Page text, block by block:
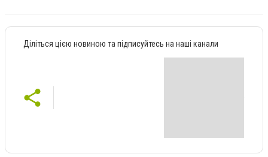
Діліться цією новиною та підписуйтесь на наші канали